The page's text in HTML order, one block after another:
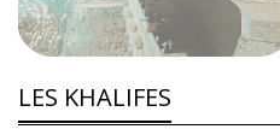
LES KHALIFES